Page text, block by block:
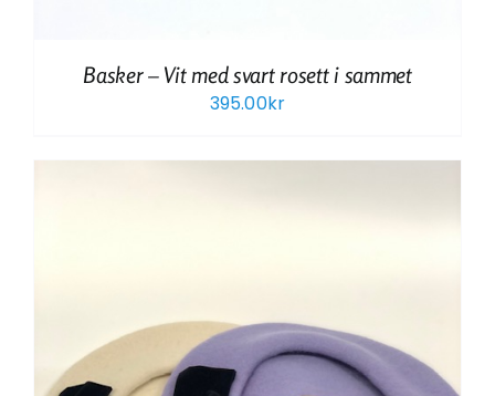
Basker – Vit med svart rosett i sammet
395.00kr